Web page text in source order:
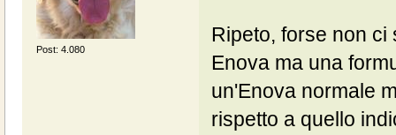
Post: 4.080
Ripeto, forse non
Enova ma una
un'Enova normale
rispetto a quello